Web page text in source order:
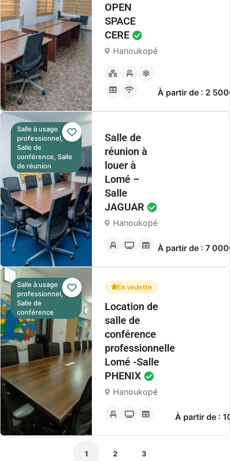
OPEN
SPACE
CERE
Hanoukopé
À partir de : 2
Salle à usage
professionnel,
Salle de
conférence, Salle
de réunion
Salle de
réunion à
louer à
Lomé –
Salle
JAGUAR
Hanoukopé
À partir de : 7
Salle à usage
professionnel,
Salle de
conférence
En vedette
Location de
salle de
conférence
professionnelle
Lomé -Salle
PHENIX
Hanoukopé
À partir de :
1 2 3